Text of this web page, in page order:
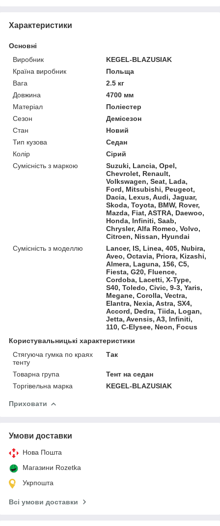
Характеристики
Основні
Виробник
KEGEL-BLAZUSIAK
Країна виробник
Польща
Вага
2.5 кг
Довжина
4700 мм
Матеріал
Поліестер
Сезон
Демісезон
Стан
Новий
Тип кузова
Седан
Колір
Сірий
Сумісність з маркою
Suzuki, Lancia, Opel,
Chevrolet, Renault,
Volkswagen, Seat, Lada,
Ford, Mitsubishi, Peugeot,
Dacia, Lexus, Audi, Jaguar,
Skoda, Toyota, BMW, Rover,
Mazda, Fiat, ASTRA, Daewoo,
Honda, Infiniti, Saab,
Chrysler, Alfa Romeo, Volvo,
Citroen, Nissan, Hyundai
Сумісність з моделлю
Lancer, IS, Linea, 405, Nubira,
Aveo, Octavia, Priora, Kizashi,
Almera, Laguna, 156, C5,
Fiesta, G20, Fluence,
Cordoba, Lacetti, X-Type,
S40, Toledo, Civic, 9-3, Yaris,
Megane, Corolla, Vectra,
Elantra, Nexia, Astra, SX4,
Accord, Dedra, Tiida, Logan,
Jetta, Avensis, A3, Infiniti,
110, C-Elysee, Neon, Focus
Користувальницькі характеристики
Стягуюча гумка по краях
тенту
Так
Товарна група
Тент на седан
Торгівельна марка
KEGEL-BLAZUSIAK
Приховати
Умови доставки
Нова Пошта
Магазини Rozetka
Укрпошта
Всі умови доставки